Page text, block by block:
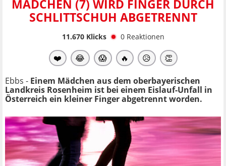
MÄDCHEN (7) WIRD FINGER DURCH
SCHLITTSCHUH ABGETRENNT
11.670Klicks 0 Reaktionen
❤️ 😂 😱 🔥 😥 👏
Ebbs - Einem Mädchen aus dem oberbayerischen
Landkreis Rosenheim ist bei einem Eislauf-Unfall in
Österreich ein kleiner Finger abgetrennt worden.